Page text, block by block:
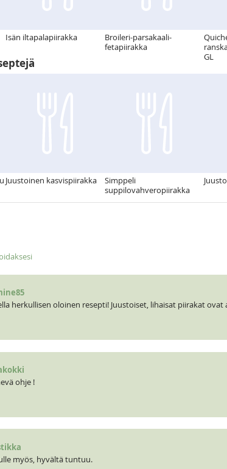
Isän iltapalapiirakka
Broileri-parsakaali-
fetapiirakka
GL
Juustoinen kasvispiirakka
Simppeli
suppilovahveropiirakka
herkullisen oloinen resepti! Juustoiset, lihaisat piirakat ovat
ohje !
myös, hyvältä tuntuu.